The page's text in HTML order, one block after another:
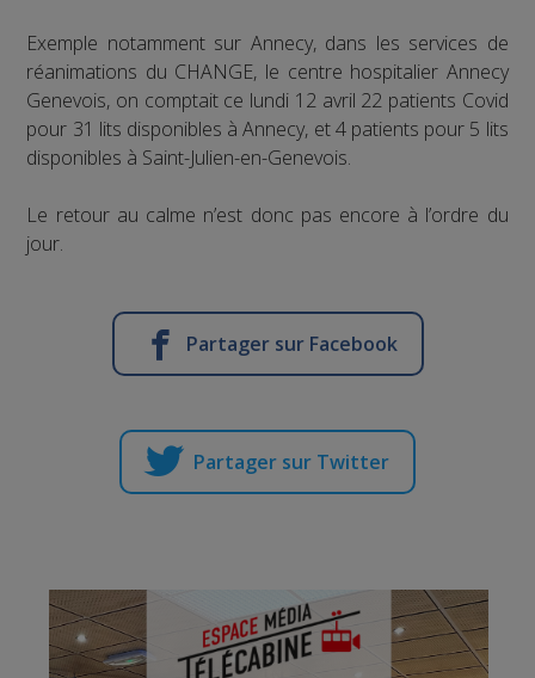
Exemple notamment sur Annecy, dans les services de
réanimations du CHANGE, le centre hospitalier Annecy
Genevois, on comptait ce lundi 12 avril 22 patients Covid
pour 31 lits disponibles à Annecy, et 4 patients pour 5 lits
disponibles à Saint-Julien-en-Genevois.
Le retour au calme n’est donc pas encore à l’ordre du
jour.
Partager sur Facebook
Partager sur Twitter